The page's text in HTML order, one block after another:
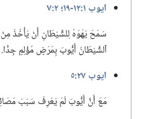
ايوب ١:‏١٢-‏١٩؛‏
٢:‏٧
سَمَحَ يَهْوَهُ لِلشَّيْطَانِ أَنْ يَأْخُذَ
ٱلشَّيْطَانُ أَيُّوبَ بِمَرَضٍ مُؤْلِمٍ جِدًّا.‏
ايوب ٢٧:‏٥
مَعَ أَنَّ أَيُّوبَ لَمْ يَعْرِفْ سَبَبَ